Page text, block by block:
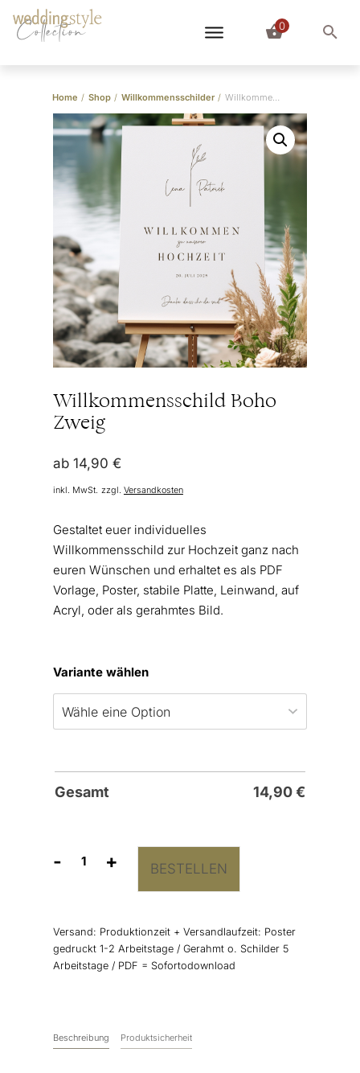
Collection 0
Home / Shop / Willkommensschilder / Willkommensschild Boho Zweig
Willkommensschild Boho
Zweig
ab 14,90 €
inkl. MwSt. zzgl. Versandkosten
Gestaltet euer individuelles
Willkommensschild zur Hochzeit ganz nach
euren Wünschen und erhaltet es als PDF
Vorlage, Poster, stabile Platte, Leinwand, auf
Acryl, oder als gerahmtes Bild.
Variante wählen
Gesamt 14,90€
-
Willkommensschild
+ BESTELLEN
Versand: Produktionzeit + Versandlaufzeit: Poster
gedruckt 1-2 Arbeitstage / Gerahmt o. Schilder 5
Arbeitstage / PDF = Sofortodownload
Beschreibung Produktsicherheit